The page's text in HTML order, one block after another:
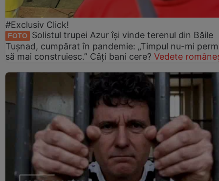
#Exclusiv Click!
FOTO
Solistul trupei Azur își vinde terenul din Băile
Tușnad, cumpărat în pandemie: „Timpul nu-mi
să mai construiesc.” Câți bani cere? Vedete